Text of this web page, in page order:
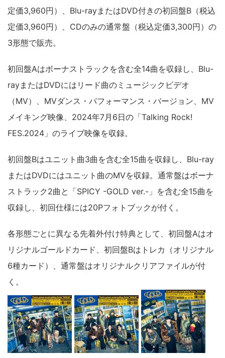
定価3,960円）、Blu-rayまたはDVD付きの初回盤B（税込
定価3,960円）、CDのみの通常盤（税込定価3,300円）の
3形態で販売。
初回盤Aはボーナストラックを含む全14曲を収録し、Blu-
rayまたはDVDにはリード曲のミュージックビデオ
（MV）、MVダンス・パフォーマンス・バージョン、MV
メイキング映像、2024年7月6日の「Talking Rock!
FES.2024」のライブ映像を収録。
初回盤Bはユニット曲3曲を含む全15曲を収録し、Blu-ray
またはDVDにはユニット曲のMVを収録。通常盤はボーナ
ストラック2曲と「SPICY -GOLD ver.-」を含む全15曲を
収録し、初回仕様には20Pフォトブックが付く。
各形態ごとに異なる先着外付け特典として、初回盤Aはオ
リジナルゴールドカード、初回盤Bはトレカ（オリジナル
6種カード）、通常盤はオリジナルクリアファイルが付
く。